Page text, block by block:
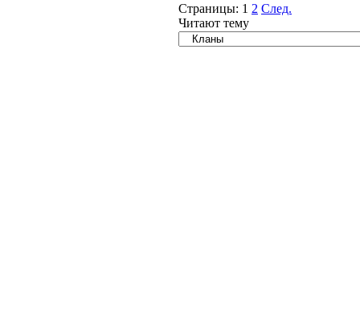
Страницы: 1 2 След.
Читают тему